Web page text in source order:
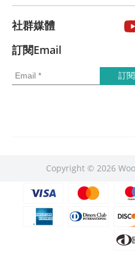
社群媒體
訂閱Email
Copyright © 2026